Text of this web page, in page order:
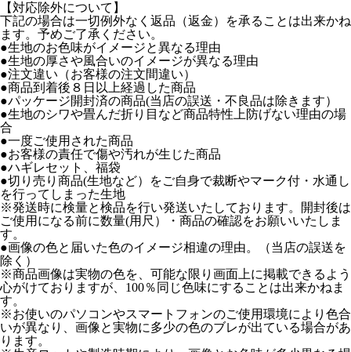
【対応除外について】
下記の場合は一切例外なく返品（返金）を承ることは出来かね
ます。予めご了承ください。
●生地のお色味がイメージと異なる理由
●生地の厚さや風合いのイメージが異なる理由
●注文違い（お客様の注文間違い）
●商品到着後８日以上経過した商品
●パッケージ開封済の商品(当店の誤送・不良品は除きます）
●生地のシワや畳んだ折り目など商品特性上防げない理由の場
合
●一度ご使用された商品
●お客様の責任で傷や汚れが生じた商品
●ハギレセット、福袋
●切り売り商品(生地など）をご自身で裁断やマーク付・水通し
を行ってしまった生地
※発送時に検量と検品を行い発送いたしております。開封後は
ご使用になる前に数量(用尺）・商品の確認をお願いいたしま
す。
●画像の色と届いた色のイメージ相違の理由。（当店の誤送を
除く）
※商品画像は実物の色を、可能な限り画面上に掲載できるよう
心がけておりますが、100％同じ色味にすることは出来かねま
す。
※お使いのパソコンやスマートフォンのご使用環境により色合
いが異なり、画像と実物に多少の色のブレが出ている場合があ
ります。